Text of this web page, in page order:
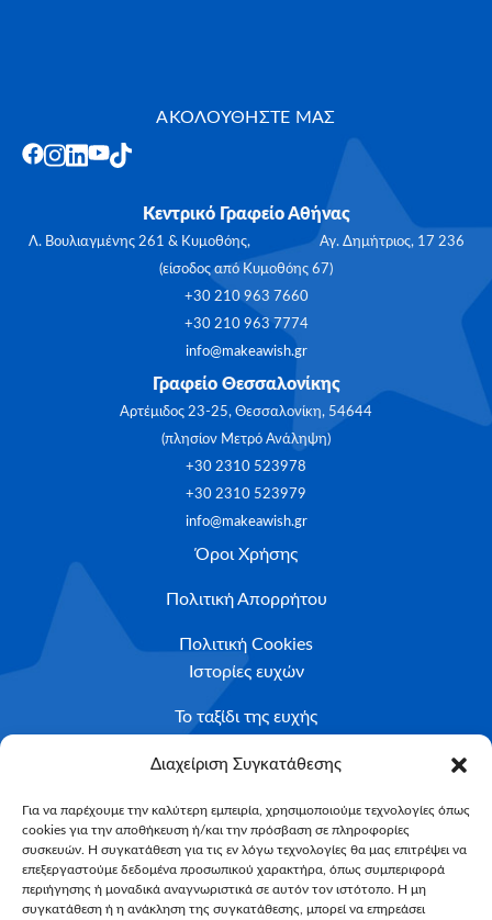
Διαχείριση Συγκατάθεσης
Για να παρέχουμε την καλύτερη εμπειρία, χρησιμοποιούμε τεχνολογίες όπως
cookies για την αποθήκευση ή/και την πρόσβαση σε πληροφορίες
συσκευών. Η συγκατάθεση για τις εν λόγω τεχνολογίες θα μας επιτρέψει να
επεξεργαστούμε δεδομένα προσωπικού χαρακτήρα, όπως συμπεριφορά
περιήγησης ή μοναδικά αναγνωριστικά σε αυτόν τον ιστότοπο. Η μη
συγκατάθεση ή η ανάκληση της συγκατάθεσης, μπορεί να επηρεάσει
ΑΚΟΛΟΥΘΗΣΤΕ ΜΑΣ
Κεντρικό Γραφείο Αθήνας
Λ. Βουλιαγμένης 261 & Κυμοθόης, Αγ. Δημήτριος, 17 236
(είσοδος από Κυμοθόης 67)
+30 210 963 7660
+30 210 963 7774
info@makeawish.gr
Γραφείο Θεσσαλονίκης
Αρτέμιδος 23-25, Θεσσαλονίκη, 54644
(πλησίον Μετρό Ανάληψη)
+30 2310 523978
+30 2310 523979
info@makeawish.gr
Όροι Χρήσης
Πολιτική Απορρήτου
Πολιτική Cookies
Ιστορίες ευχών
Το ταξίδι της ευχής
Κριτήρια Καταλληλότητας
Υποβολή Αιτήματος
NEWSLETTER
Email*